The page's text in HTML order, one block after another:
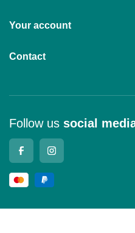
Your account
Contact
Follow us social